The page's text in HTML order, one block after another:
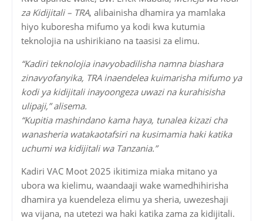
za Kidijitali – TRA, alibainisha dhamira ya mamlaka
hiyo kuboresha mifumo ya kodi kwa kutumia
teknolojia na ushirikiano na taasisi za elimu.
“Kadiri teknolojia inavyobadilisha namna biashara
zinavyofanyika, TRA inaendelea kuimarisha mifumo ya
kodi ya kidijitali inayoongeza uwazi na kurahisisha
ulipaji,” alisema.
“Kupitia mashindano kama haya, tunalea kizazi cha
wanasheria watakaotafsiri na kusimamia haki katika
uchumi wa kidijitali wa Tanzania.”
Kadiri VAC Moot 2025 ikitimiza miaka mitano ya
ubora wa kielimu, waandaaji wake wamedhihirisha
dhamira ya kuendeleza elimu ya sheria, uwezeshaji
wa vijana, na utetezi wa haki katika zama za kidijitali.